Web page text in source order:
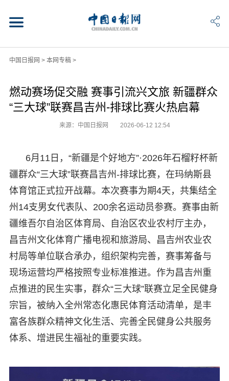
中国日报网 > 本网专稿>
燃动赛场促交融 赛事引流兴文旅 新疆群众
“三大球”联赛昌吉州-排球比赛火热启幕
来源：中国日报网 2026-06-12 12:54
6月11日，“新疆是个好地方”·2026年石榴籽杯新
疆群众“三大球”联赛昌吉州-排球比赛，在玛纳斯县
体育馆正式拉开战幕。本次赛事为期4天，共集结全
州14支男女代表队、200余名运动员参赛。赛事由新
疆维吾尔自治区体育局、自治区农业农村厅主办，
昌吉州文化体育广播电视和旅游局、昌吉州农业农
村局等单位联合承办，组织架构完善，赛事筹备与
现场运营均严格按照专业标准推进。作为昌吉州重
点推进的民生实事，群众“三大球”联赛立足全民健身
宗旨，被纳入全州常态化惠民体育活动清单，是丰
富各族群众精神文化生活、完善全民健身公共服务
体系、增进民生福祉的重要实践。